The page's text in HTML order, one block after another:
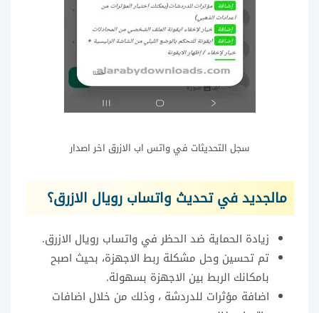
سجل التحديثات في واتس اب الازرق اخر اصدار
مالجديد في تحديث واتساب رويال الازرق؟
زيادة الحماية ضد الحظر في واتساب رويال الازرق.
تم تحسين وحل مشكلة ربط الاجهزة، بحيث اصبح
بامكانك الربط بين الاجهزة بسهولة.
اضافة مؤثرات للدردشة ، وذلك من خلال اضافات